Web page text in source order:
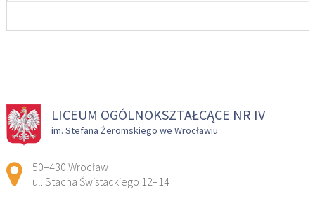
LICEUM OGÓLNOKSZTAŁCĄCE NR IV
im. Stefana Żeromskiego we Wrocławiu
Adres pocztowy:
50–430 Wrocław
ul. Stacha Świstackiego 12–14